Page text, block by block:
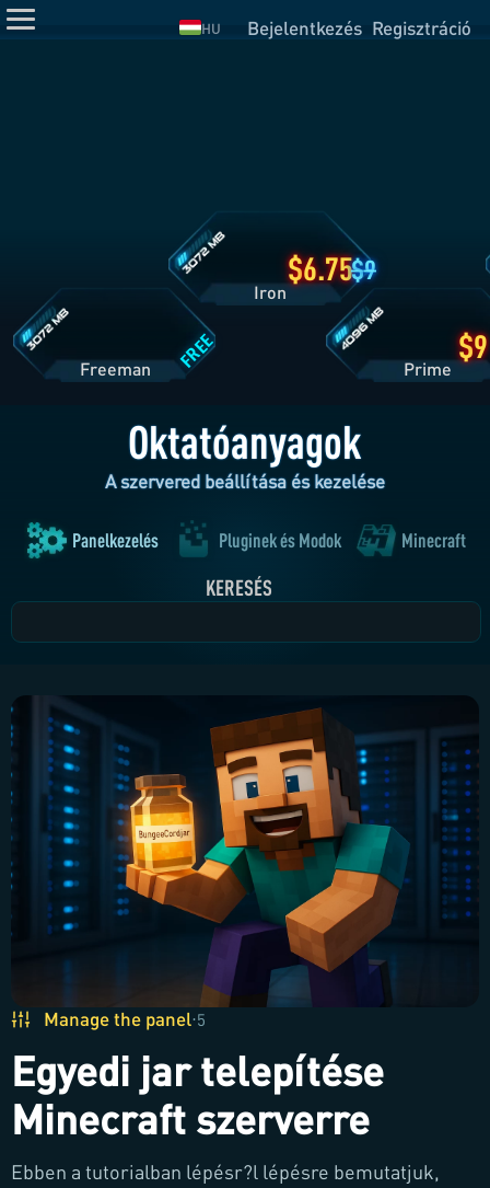
HU Bejelentkezés Regisztráció
6.75
Oktatóanyagok
A szervered beállítása és kezelése
Panelkezelés Pluginek és Modok Minecraft
KERESÉS
Manage the panel·5
Egyedi jar telepítése
Minecraft szerverre
Ebben a tutorialban lépésr?l lépésre bemutatjuk,